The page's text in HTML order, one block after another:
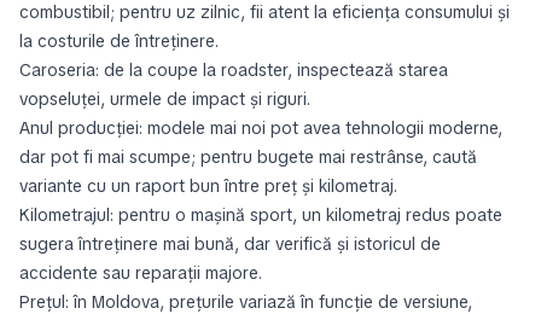
combustibil; pentru uz zilnic, fii atent la eficiența consumului și
la costurile de întreținere.
Caroseria: de la coupe la roadster, inspectează starea
vopseluței, urmele de impact și riguri.
Anul producției: modele mai noi pot avea tehnologii moderne,
dar pot fi mai scumpe; pentru bugete mai restrânse, caută
variante cu un raport bun între preț și kilometraj.
Kilometrajul: pentru o mașină sport, un kilometraj redus poate
sugera întreținere mai bună, dar verifică și istoricul de
accidente sau reparații majore.
Prețul: în Moldova, prețurile variază în funcție de versiune,